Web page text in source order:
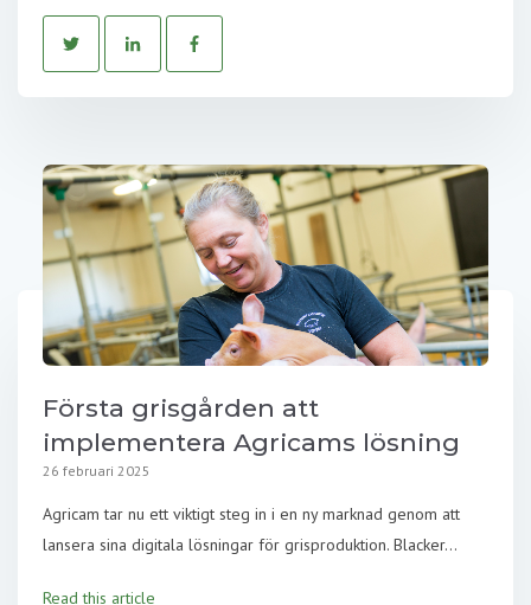
Första grisgården att
implementera Agricams lösning
26 februari 2025
Agricam tar nu ett viktigt steg in i en ny marknad genom att
lansera sina digitala lösningar för grisproduktion. Blacker...
Read this article